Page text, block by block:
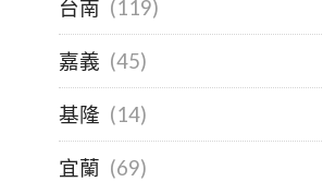
台南 (119)
嘉義 (45)
基隆 (14)
宜蘭 (69)